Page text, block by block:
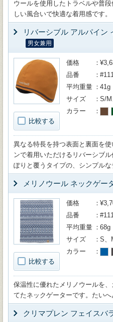
ウールを使用したトラベルや普
しい風合いで快適な着用感です。
リバーシブル アルパイン
男女兼用
比較する
価格
品番
平均重量
41g
サイズ
S/
カラー
異なる特長を持つ表面と裏面を
ンで着用いただけるリバーシブ
ぽりと覆うタイプの、シンプルな
メリノウール ネックゲー
比較する
価格
品番
平均重量
68g
サイズ
S、
カラー
保温性に優れたメリノウールを
てたネックゲーターです。たいへ
クリマプレン フェイスバ